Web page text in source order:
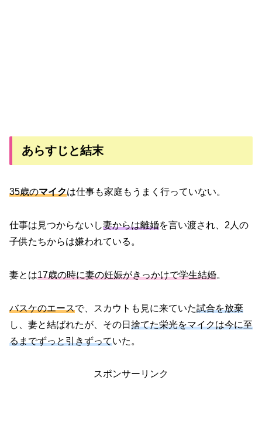
あらすじと結末
35歳のマイクは仕事も家庭もうまく行っていない。
仕事は見つからないし妻からは離婚を言い渡され、2人の
子供たちからは嫌われている。
妻とは17歳の時に妻の妊娠がきっかけで学生結婚。
バスケのエースで、スカウトも見に来ていた試合を放棄
し、妻と結ばれたが、その日 捨てた栄光をマイクは今に至
るまでずっと引きずっていた。
スポンサーリンク